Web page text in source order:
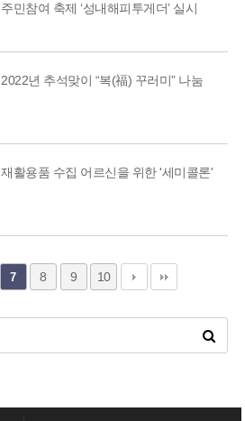
민참여 축제 ‘성내해피투게더’ 실시
년 추석맞이 “복(福) 꾸러미” 나눔
활용품 수집 어르신을 위한 '세미콜론'
7 8 9 10